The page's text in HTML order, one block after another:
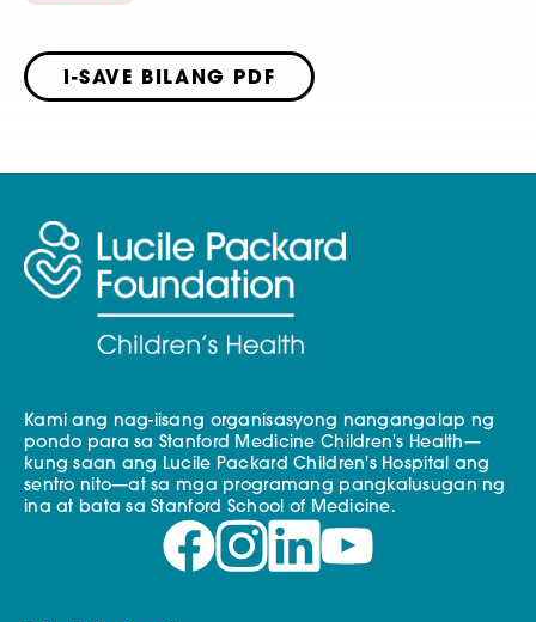
I-SAVE BILANG PDF
Kami ang nag-iisang organisasyong nangangalap ng
pondo para sa Stanford Medicine Children's Health—
kung saan ang Lucile Packard Children's Hospital ang
sentro nito—at sa mga programang pangkalusugan ng
ina at bata sa Stanford School of Medicine.